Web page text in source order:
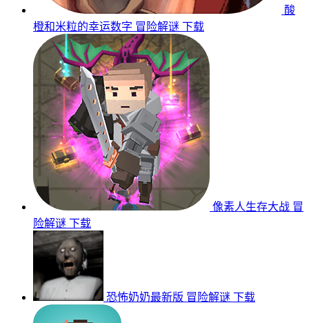
酸
橙和米粒的幸运数字 冒险解谜 下载
像素人生存大战 冒
险解谜 下载
恐怖奶奶最新版 冒险解谜 下载